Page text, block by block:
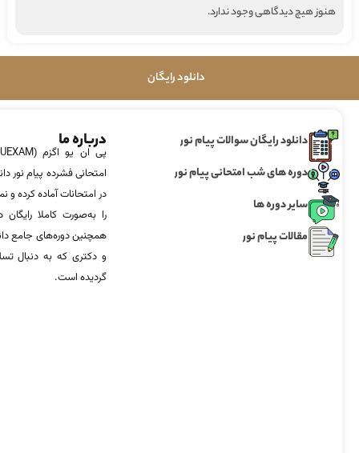
هنوز هیچ دیدگاهی وجود ندارد.
دانلود رایگان
دانلود رایگان سوالات پیام نور
دوره های شب امتحانی پیام نور
سایر دوره ها
مقالات پیام نور
درباره ما
امتحانی فشرده پیام نور
در امتحانات آماده‌ کرده
را به‌صورت کاملا
همچنین دوره‌های جامع
و دکتری که به دنبال
گردیده است.